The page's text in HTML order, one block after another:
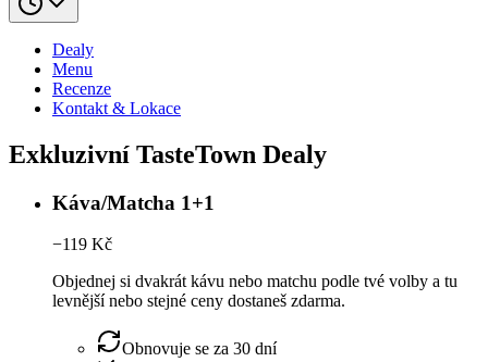
Dealy
Menu
Recenze
Kontakt & Lokace
Exkluzivní TasteTown Dealy
Káva/Matcha 1+1
−119 Kč
Objednej si dvakrát kávu nebo matchu podle tvé volby a tu
levnější nebo stejné ceny dostaneš zdarma.
Obnovuje se za 30 dní